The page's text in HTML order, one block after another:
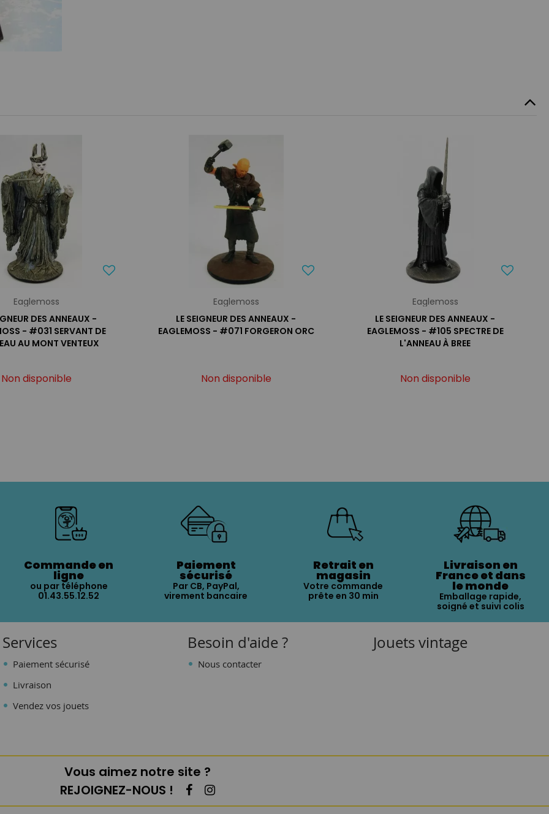
Eaglemoss
DES ANNEAUX -
- #031 SERVANT DE
AU MONT VENTEUX
Non disponible
Eaglemoss
LE SEIGNEUR DES ANNEAUX -
EAGLEMOSS - #071 FORGERON ORC
Non disponible
Eaglemoss
LE SEIGNEUR DES ANNEAUX -
EAGLEMOSS - #105 SPECTRE DE
L'ANNEAU À BREE
Non disponible
Commande en
ligne
ou par téléphone
01.43.55.12.52
Paiement
sécurisé
Par CB, PayPal,
virement bancaire
Retrait en
magasin
Votre commande
prête en 30 min
Livraison en
France et dans
le monde
Emballage rapide,
soigné et suivi colis
Services
Paiement sécurisé
Livraison
Vendez vos jouets
Besoin d'aide ?
Nous contacter
Jouets vintage
Vous aimez notre site ?
REJOIGNEZ-NOUS !